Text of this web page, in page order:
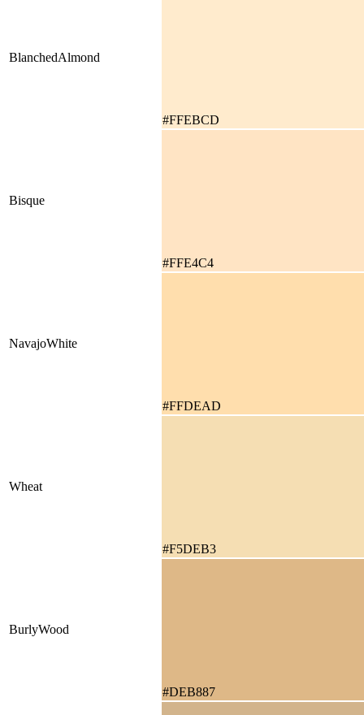
BlanchedAlmond
#FFEBCD
Bisque
#FFE4C4
NavajoWhite
#FFDEAD
Wheat
#F5DEB3
BurlyWood
#DEB887